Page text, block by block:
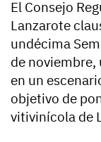
El Consejo
Lanzarote
undécima
de
en un
objetivo de
vitivinícola de